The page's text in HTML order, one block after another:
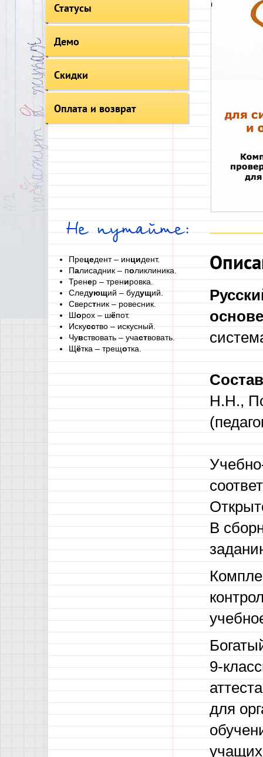
Статусы
Демо
Скидки
Оплата и возврат
Не путайте:
Прецедент – инцидент.
Палисадник – поликлиника.
Тренер – тренировка.
Следующий – будущий.
Сверстник – ровесник.
Шорох – шёпот.
Искусство – искусный.
Чувствовать – участвовать.
Щётка – трещотка.
Н.Н.,
В
9-
для